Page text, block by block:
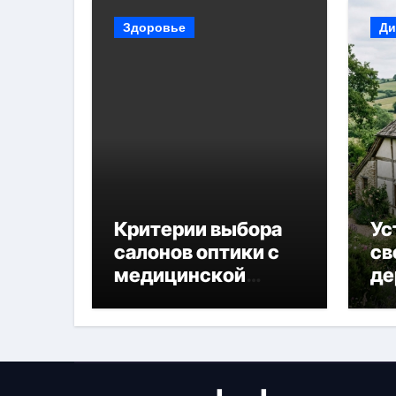
Здоровье
Критерии выбора
салонов оптики с
медицинской
диагностикой